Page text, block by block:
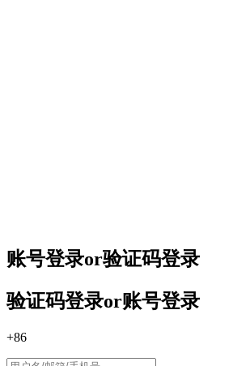
账号登录or验证码登录
验证码登录or账号登录
+86